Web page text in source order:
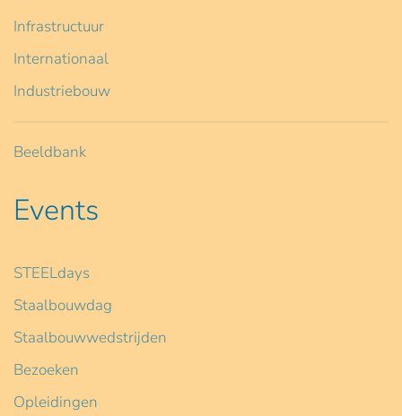
Infrastructuur
Internationaal
Industriebouw
Beeldbank
Events
STEELdays
Staalbouwdag
Staalbouwwedstrijden
Bezoeken
Opleidingen